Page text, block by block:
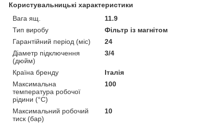
Користувальницькі характеристики
Вага ящ.
11.9
Тип виробу
Фільтр із магнітом
Гарантійний період (міс)
24
Діаметр підключення
(дюйм)
3/4
Країна бренду
Італія
Максимальна
температура робочої
рідини (°C)
100
Максимальний робочий
тиск (бар)
10